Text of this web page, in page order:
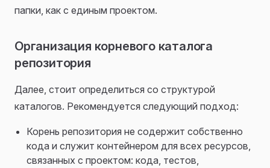
папки, как с единым проектом.
Организация корневого каталога
репозитория
Далее, стоит определиться со структурой
каталогов. Рекомендуется следующий подход:
Корень репозитория не содержит собственно
кода и служит контейнером для всех ресурсов,
связанных с проектом: кода, тестов,